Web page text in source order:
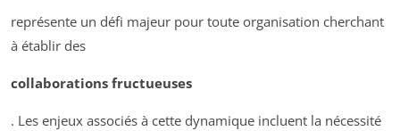
représente un défi majeur pour toute organisation cherchant
à établir des
collaborations fructueuses
. Les enjeux associés à cette dynamique incluent la nécessité